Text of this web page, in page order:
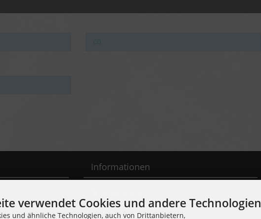
CD
Informationen
Liefer- und Versandkosten
verwendet Cookies und andere Technologien
und ähnliche Technologien, auch von Drittanbietern,